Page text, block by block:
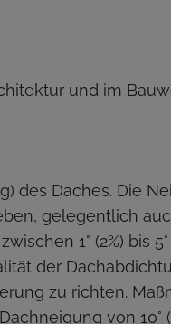
und im
des Daches. Die
gelegentlich
1° (2%) bis 5°
der
zu richten.
von 10°